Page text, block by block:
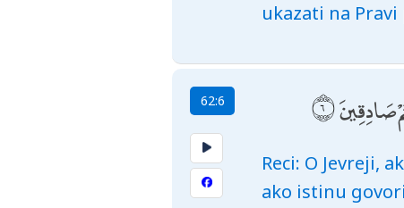
ukazati na
62:6 صَادِقِينَ
Reci: O Jevreji,
ako istinu